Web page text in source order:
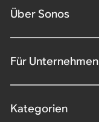
Über Sonos
Für Unternehmen
Kategorien